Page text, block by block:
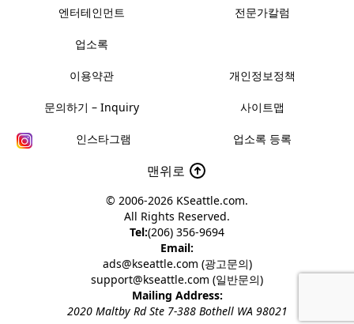
엔터테인먼트 전문가칼럼
업소록
이용약관 개인정보정책
문의하기 – Inquiry 사이트맵
인스타그램 업소록 등록
맨위로
© 2006-2026 KSeattle.com.
All Rights Reserved.
Tel:(206) 356-9694
Email:
ads@kseattle.com (광고문의)
support@kseattle.com (일반문의)
Mailing Address:
2020 Maltby Rd Ste 7-388 Bothell WA 98021